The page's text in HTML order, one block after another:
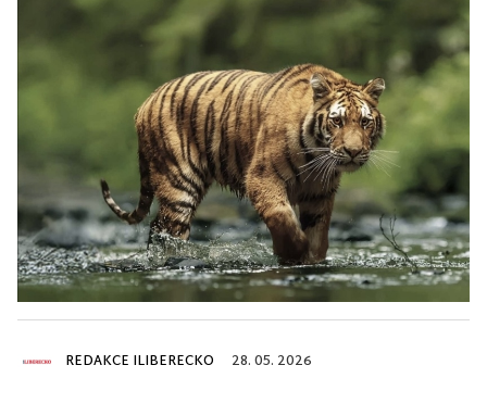
REDAKCE ILIBERECKO 28. 05. 2026